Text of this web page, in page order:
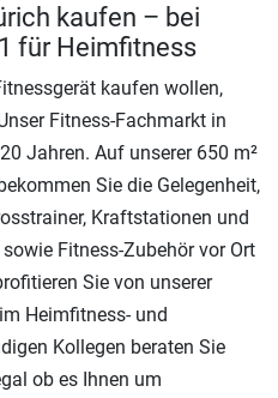
kaufen – bei
für Heimfitness
kaufen wollen,
Fitness-Fachmarkt in
Jahren. Auf unserer 650 m²
Sie die Gelegenheit,
Kraftstationen und
Fitness-Zubehör vor Ort
Sie von unserer
Heimfitness- und
Kollegen beraten Sie
ob es Ihnen um